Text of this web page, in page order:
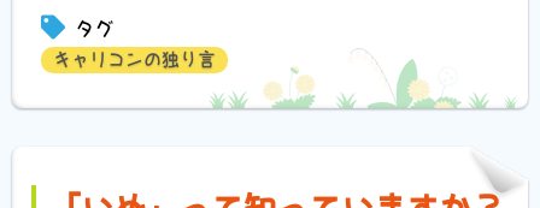
タグ
キャリコンの独り言